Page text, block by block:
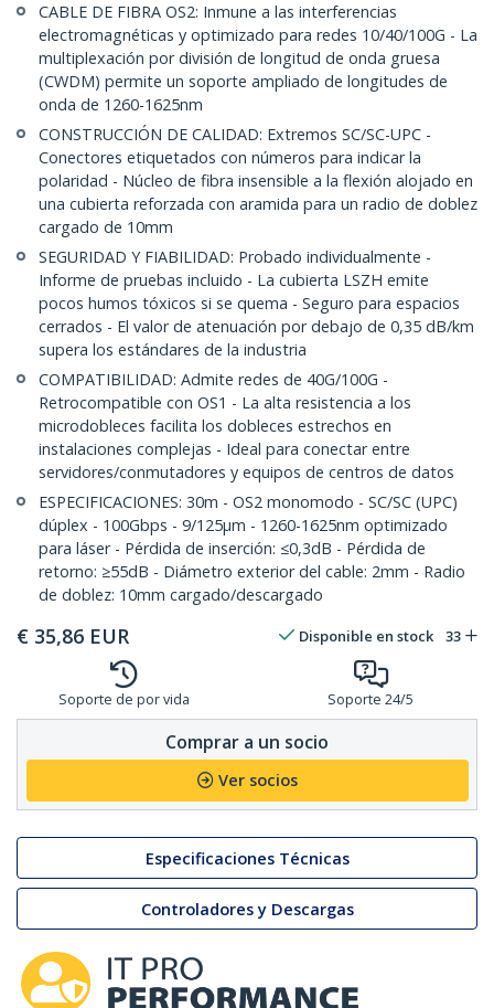
CABLE DE FIBRA OS2: Inmune a las interferencias
electromagnéticas y optimizado para redes 10/40/100G - La
multiplexación por división de longitud de onda gruesa
(CWDM) permite un soporte ampliado de longitudes de
onda de 1260-1625nm
CONSTRUCCIÓN DE CALIDAD: Extremos SC/SC-UPC -
Conectores etiquetados con números para indicar la
polaridad - Núcleo de fibra insensible a la flexión alojado en
una cubierta reforzada con aramida para un radio de doblez
cargado de 10mm
SEGURIDAD Y FIABILIDAD: Probado individualmente -
Informe de pruebas incluido - La cubierta LSZH emite
pocos humos tóxicos si se quema - Seguro para espacios
cerrados - El valor de atenuación por debajo de 0,35 dB/km
supera los estándares de la industria
COMPATIBILIDAD: Admite redes de 40G/100G -
Retrocompatible con OS1 - La alta resistencia a los
microdobleces facilita los dobleces estrechos en
instalaciones complejas - Ideal para conectar entre
servidores/conmutadores y equipos de centros de datos
ESPECIFICACIONES: 30m - OS2 monomodo - SC/SC (UPC)
dúplex - 100Gbps - 9/125µm - 1260-1625nm optimizado
para láser - Pérdida de inserción: ≤0,3dB - Pérdida de
retorno: ≥55dB - Diámetro exterior del cable: 2mm - Radio
de doblez: 10mm cargado/descargado
€ 35,86 EUR Disponible en stock 33
Soporte de por vida Soporte 24/5
Comprar a un socio
Ver socios
Especificaciones Técnicas
Controladores y Descargas